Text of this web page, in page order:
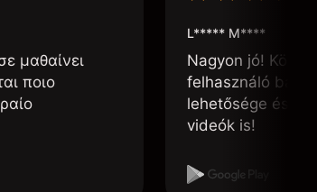
μαθαίνει
ποιο
L***** M****
Nagyon jó!
felhasználó
lehetősége és,
videók is!